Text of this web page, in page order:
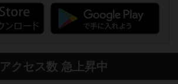
アクセス数 急上昇中